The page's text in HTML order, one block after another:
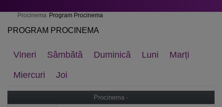
Procinema Program Procinema
PROGRAM PROCINEMA
Vineri Sâmbătă Duminică Luni Marți
Miercuri Joi
Procinema -